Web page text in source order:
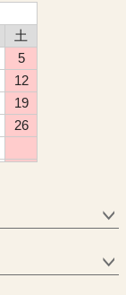
土
5
12
19
26